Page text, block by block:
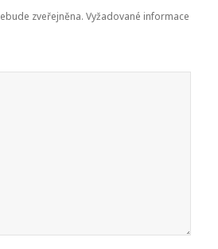
zveřejněna. Vyžadované informace